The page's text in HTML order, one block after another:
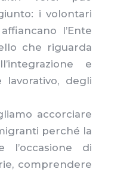
i volontari
l’Ente
che riguarda
e
lavorativo, degli
accorciare
perché la
di
comprendere